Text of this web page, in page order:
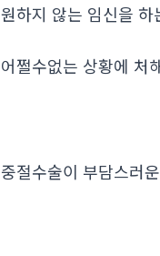
원하지 않는 임신을
어쩔수없는 상황에 처
중절수술이 부담스러